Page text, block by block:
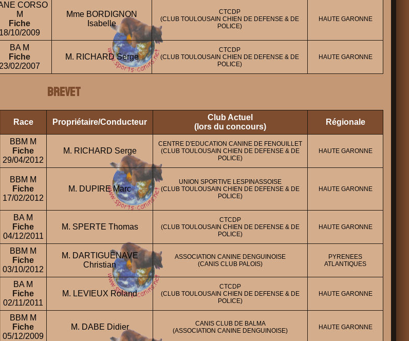
CORSO
M
Fiche
18/10/2009
Mme BORDIGNON
Isabelle
CTCDP
(CLUB TOULOUSAIN CHIEN DE DEFENSE & DE
POLICE)
HAUTE GARONNE
BA M
Fiche
23/02/2007
M. RICHARD Serge
CTCDP
(CLUB TOULOUSAIN CHIEN DE DEFENSE & DE
POLICE)
HAUTE GARONNE
BREVET
Race Propriétaire/Conducteur
Club Actuel
(lors du concours)
Régionale
BBM M
Fiche
29/04/2012
M. RICHARD Serge
CENTRE D'EDUCATION CANINE DE FENOUILLET
(CLUB TOULOUSAIN CHIEN DE DEFENSE & DE
POLICE)
HAUTE GARONNE
BBM M
Fiche
17/02/2012
M. DUPIRE Marc
UNION SPORTIVE LESPINASSOISE
(CLUB TOULOUSAIN CHIEN DE DEFENSE & DE
POLICE)
HAUTE GARONNE
BA M
Fiche
04/12/2011
M. SPERTE Thomas
CTCDP
(CLUB TOULOUSAIN CHIEN DE DEFENSE & DE
POLICE)
HAUTE GARONNE
BBM M
Fiche
03/10/2012
M. DARTIGUENAVE
Christian
ASSOCIATION CANINE DENGUINOISE
(CANIS CLUB PALOIS)
PYRENEES
ATLANTIQUES
BA M
Fiche
02/11/2011
M. LEVIEUX Roland
CTCDP
(CLUB TOULOUSAIN CHIEN DE DEFENSE & DE
POLICE)
HAUTE GARONNE
BBM M
Fiche
05/12/2009
M. DABE Didier
CANIS CLUB DE BALMA
(ASSOCIATION CANINE DENGUINOISE)
HAUTE GARONNE